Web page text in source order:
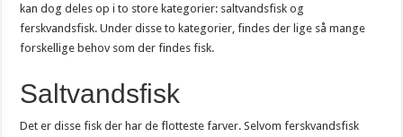
kan dog deles op i to store kategorier: saltvandsfisk og
ferskvandsfisk. Under disse to kategorier, findes der lige så mange
forskellige behov som der findes fisk.
Saltvandsfisk
Det er disse fisk der har de flotteste farver. Selvom ferskvandsfisk